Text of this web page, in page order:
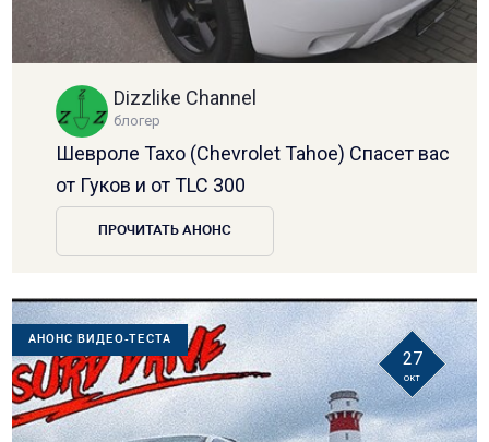
Dizzlike Channel
блогер
Шевроле Тахо (Chevrolet Tahoe) Спасет вас
от Гуков и от TLC 300
ПРОЧИТАТЬ АНОНС
АНОНС ВИДЕО-ТЕСТА
27
окт